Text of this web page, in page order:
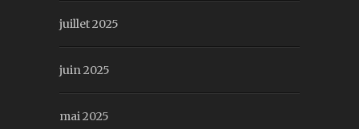
juillet 2025
juin 2025
mai 2025